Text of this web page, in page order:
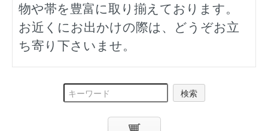
物や帯を豊富に取り揃えております。
お近くにお出かけの際は、どうぞお立
ち寄り下さいませ。
検索